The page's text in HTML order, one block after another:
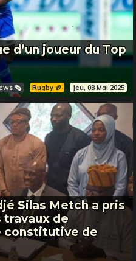
d’un joueur du Top
🗞️ Rugby 🏉 Jeu, 08 Mai 2025
Silas Metch a pris
travaux de
constitutive de